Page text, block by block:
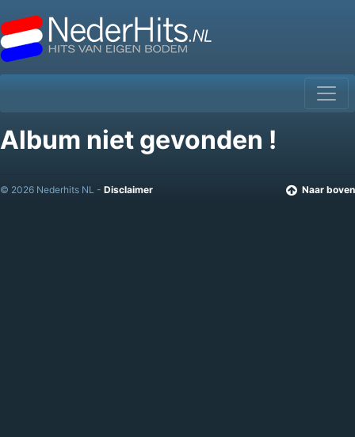
Album niet gevonden !
Naar boven
© 2026 Nederhits NL - Disclaimer